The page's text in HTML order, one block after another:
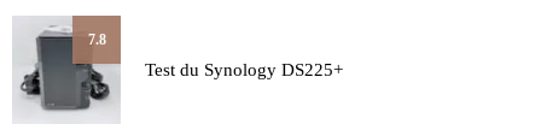
7.8
Test du Synology DS225+